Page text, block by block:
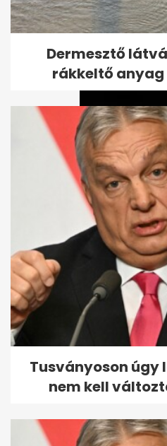
Megrázó:
édesanyja,
dobni a 100
meccsen
Dermesztő
rákkeltő anyag
Tusványoson úgy
nem kell